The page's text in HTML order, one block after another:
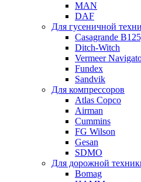
MAN
DAF
Для гусеничной
Casagrande
Ditch-Witch
Vermeer
Fundex
Sandvik
Для компрессоров
Atlas Copco
Airman
Cummins
FG Wilson
Gesan
SDMO
Для дорожной
Bomag